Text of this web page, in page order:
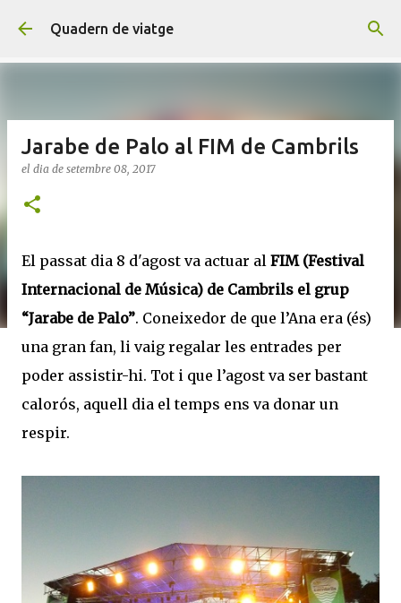
Salta al contingut principal
Quadern de viatge
Jarabe de Palo al FIM de Cambrils
el dia de setembre 08, 2017
El passat dia 8 d'agost va actuar al FIM (Festival
Internacional de Música) de Cambrils el grup
“Jarabe de Palo”. Coneixedor de que l’Ana era (és)
una gran fan, li vaig regalar les entrades per
poder assistir-hi. Tot i que l’agost va ser bastant
calorós, aquell dia el temps ens va donar un
respir.